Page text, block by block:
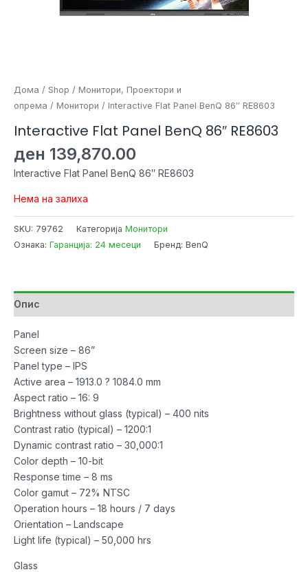
Дома / Shop / Монитори, Проектори и
опрема / Монитори / Interactive Flat Panel BenQ 86″ RE8603
Interactive Flat Panel BenQ 86″ RE8603
ден 139,870.00
Interactive Flat Panel BenQ 86″ RE8603
Нема на залиха
SKU: 79762 Категорија Монитори
Ознака: Гаранција: 24 месеци Бренд: BenQ
Опис
Panel
Screen size – 86”
Panel type – IPS
Active area – 1913.0 ? 1084.0 mm
Aspect ratio – 16: 9
Brightness without glass (typical) – 400 nits
Contrast ratio (typical) – 1200:1
Dynamic contrast ratio – 30,000:1
Color depth – 10-bit
Response time – 8 ms
Color gamut – 72% NTSC
Operation hours – 18 hours / 7 days
Orientation – Landscape
Light life (typical) – 50,000 hrs
Glass